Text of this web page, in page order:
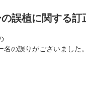
誤植に関する
の誤りがございました。